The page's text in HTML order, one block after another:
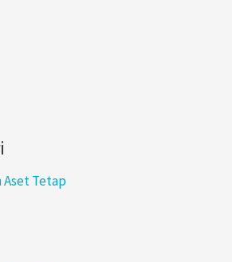
Aset Tetap